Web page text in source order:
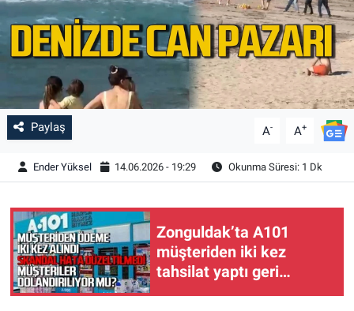
Paylaş A- A+
Ender Yüksel 14.06.2026 - 19:29 Okunma Süresi: 1 Dk
Zonguldak’ta A101
müşteriden iki kez
tahsilat yaptı geri